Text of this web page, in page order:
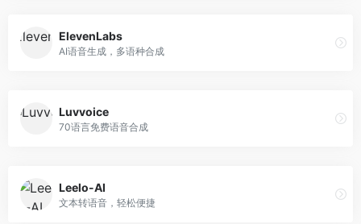
ElevenLabs
AI语音生成，多语种合成
Luvvoice
70语言免费语音合成
Leelo-AI
文本转语音，轻松便捷